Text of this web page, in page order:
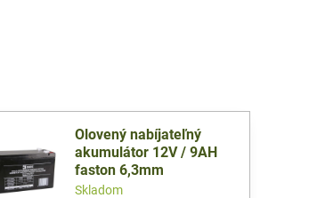
Olovený nabíjateľný
akumulátor 12V / 9AH
faston 6,3mm
Skladom